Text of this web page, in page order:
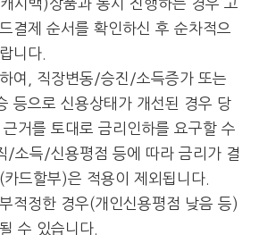
결제 순서를 확인하신 후 순차적으
니다.
여, 직장변동/승진/소득증가 또는
등으로 신용상태가 개선된 경우 당
거를 토대로 금리인하를 요구할 수
/소득/신용평점 등에 따라 금리가 결
드할부)은 적용이 제외됩니다.
적정한 경우(개인신용평점 낮음 등)
수 있습니다.